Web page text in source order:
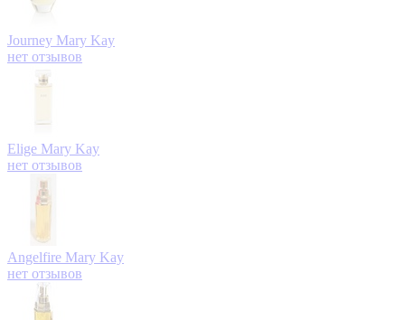
Journey Mary Kay
нет отзывов
Elige Mary Kay
нет отзывов
Angelfire Mary Kay
нет отзывов